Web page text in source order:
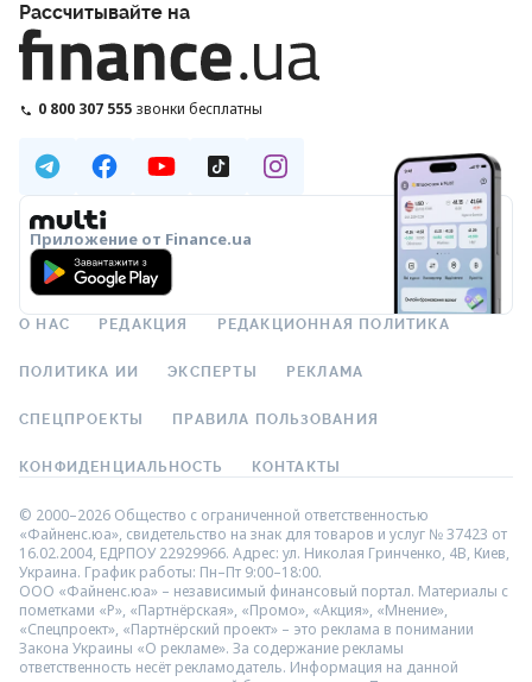
Рассчитывайте на
0 800 307 555 звонки бесплатны
Приложение от Finance.ua
О НАС РЕДАКЦИЯ РЕДАКЦИОННАЯ ПОЛИТИКА
ПОЛИТИКА ИИ ЭКСПЕРТЫ РЕКЛАМА
СПЕЦПРОЕКТЫ ПРАВИЛА ПОЛЬЗОВАНИЯ
КОНФИДЕНЦИАЛЬНОСТЬ КОНТАКТЫ
© 2000–2026 Общество с ограниченной ответственностью
«Файненс.юа», свидетельство на знак для товаров и услуг № 37423 от
16.02.2004, ЕДРПОУ 22929966. Адрес: ул. Николая Гринченко, 4В, Киев,
Украина. График работы: Пн–Пт 9:00–18:00.
ООО «Файненс.юа» – независимый финансовый портал. Материалы с
пометками «Р», «Партнёрская», «Промо», «Акция», «Мнение»,
«Спецпроект», «Партнёрский проект» – это реклама в понимании
Закона Украины «О рекламе». За содержание рекламы
ответственность несёт рекламодатель. Информация на данной